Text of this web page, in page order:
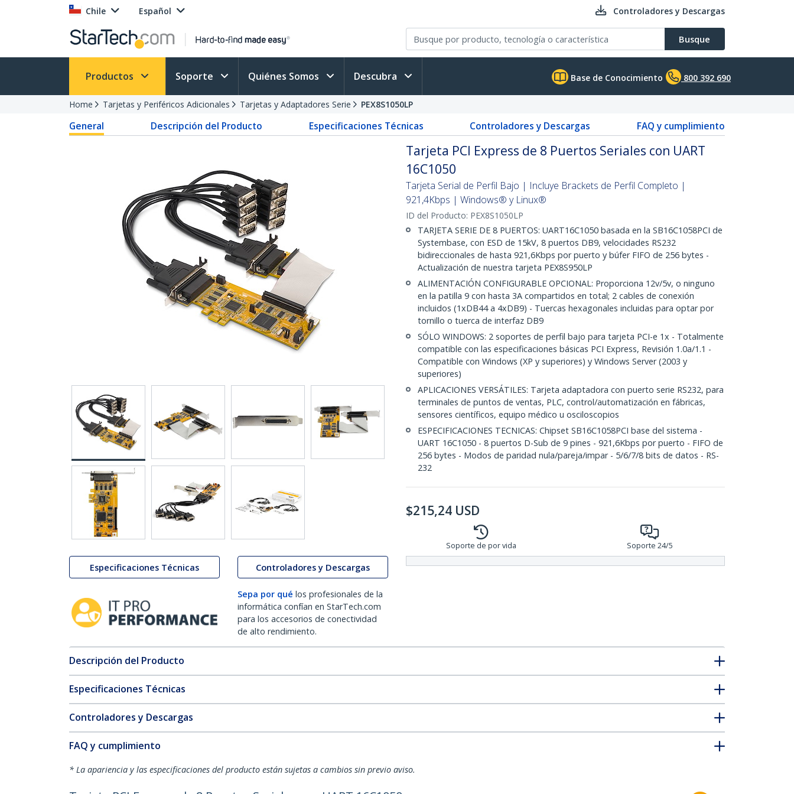
Chile Español Controladores y Descargas
Busque
Productos Soporte Quiénes Somos Descubra Base de Conocimiento 800 392 690
Home Tarjetas y Periféricos Adicionales Tarjetas y Adaptadores Serie PEX8S1050LP
General Descripción del Producto Especificaciones Técnicas Controladores y Descargas FAQ y cumplimiento
Especificaciones Técnicas Controladores y Descargas
Sepa por qué los profesionales de la
informática confían en StarTech.com
para los accesorios de conectividad
de alto rendimiento.
Tarjeta PCI Express de 8 Puertos Seriales con UART
16C1050
Tarjeta Serial de Perfil Bajo | Incluye Brackets de Perfil Completo |
921,4Kbps | Windows® y Linux®
ID del Producto: PEX8S1050LP
TARJETA SERIE DE 8 PUERTOS: UART16C1050 basada en la SB16C1058PCI de
Systembase, con ESD de 15kV, 8 puertos DB9, velocidades RS232
bidireccionales de hasta 921,6Kbps por puerto y búfer FIFO de 256 bytes -
Actualización de nuestra tarjeta PEX8S950LP
ALIMENTACIÓN CONFIGURABLE OPCIONAL: Proporciona 12v/5v, o ninguno
en la patilla 9 con hasta 3A compartidos en total; 2 cables de conexión
incluidos (1xDB44 a 4xDB9) - Tuercas hexagonales incluidas para optar por
tornillo o tuerca de interfaz DB9
SÓLO WINDOWS: 2 soportes de perfil bajo para tarjeta PCI-e 1x - Totalmente
compatible con las especificaciones básicas PCI Express, Revisión 1.0a/1.1 -
Compatible con Windows (XP y superiores) y Windows Server (2003 y
superiores)
APLICACIONES VERSÁTILES: Tarjeta adaptadora con puerto serie RS232, para
terminales de puntos de ventas, PLC, control/automatización en fábricas,
sensores científicos, equipo médico u osciloscopios
ESPECIFICACIONES TECNICAS: Chipset SB16C1058PCI base del sistema -
UART 16C1050 - 8 puertos D-Sub de 9 pines - 921,6Kbps por puerto - FIFO de
256 bytes - Modos de paridad nula/pareja/impar - 5/6/7/8 bits de datos - RS-
232
$215,24 USD
Soporte de por vida Soporte 24/5
Descripción del Producto
Especificaciones Técnicas
Controladores y Descargas
FAQ y cumplimiento
* La apariencia y las especificaciones del producto están sujetas a cambios sin previo aviso.